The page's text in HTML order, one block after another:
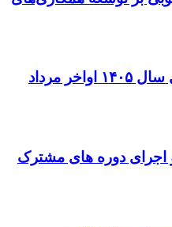
نتایج نهایی آزمون دکتری سال ۱۴۰۵ اواخر مرداد
اجرای دوره های مشترک